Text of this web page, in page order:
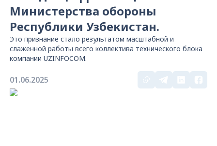
Министерства обороны
Республики Узбекистан.
Это признание стало результатом масштабной и
слаженной работы всего коллектива технического блока
компании UZINFOCOM.
01.06.2025